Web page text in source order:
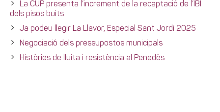
La CUP presenta l’increment de la recaptació de l’IBI
dels pisos buits
Ja podeu llegir La Llavor, Especial Sant Jordi 2025
Negociació dels pressupostos municipals
Històries de lluita i resistència al Penedès